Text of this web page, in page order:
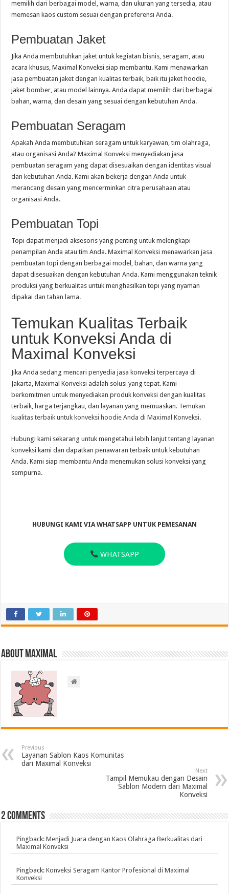
memilih dari berbagai model, warna, dan ukuran yang tersedia, atau
memesan kaos custom sesuai dengan preferensi Anda.
Pembuatan Jaket
Jika Anda membutuhkan jaket untuk kegiatan bisnis, seragam, atau
acara khusus, Maximal Konveksi siap membantu. Kami menawarkan
jasa pembuatan jaket dengan kualitas terbaik, baik itu jaket hoodie,
jaket bomber, atau model lainnya. Anda dapat memilih dari berbagai
bahan, warna, dan desain yang sesuai dengan kebutuhan Anda.
Pembuatan Seragam
Apakah Anda membutuhkan seragam untuk karyawan, tim olahraga,
atau organisasi Anda? Maximal Konveksi menyediakan jasa
pembuatan seragam yang dapat disesuaikan dengan identitas visual
dan kebutuhan Anda. Kami akan bekerja dengan Anda untuk
merancang desain yang mencerminkan citra perusahaan atau
organisasi Anda.
Pembuatan Topi
Topi dapat menjadi aksesoris yang penting untuk melengkapi
penampilan Anda atau tim Anda. Maximal Konveksi menawarkan jasa
pembuatan topi dengan berbagai model, bahan, dan warna yang
dapat disesuaikan dengan kebutuhan Anda. Kami menggunakan teknik
produksi yang berkualitas untuk menghasilkan topi yang nyaman
dipakai dan tahan lama.
Temukan Kualitas Terbaik
untuk Konveksi Anda di
Maximal Konveksi
Jika Anda sedang mencari penyedia jasa konveksi terpercaya di
Jakarta, Maximal Konveksi adalah solusi yang tepat. Kami
berkomitmen untuk menyediakan produk konveksi dengan kualitas
terbaik, harga terjangkau, dan layanan yang memuaskan. Temukan
kualitas terbaik untuk konveksi hoodie Anda di Maximal Konveksi.
Hubungi kami sekarang untuk mengetahui lebih lanjut tentang layanan
konveksi kami dan dapatkan penawaran terbaik untuk kebutuhan
Anda. Kami siap membantu Anda menemukan solusi konveksi yang
sempurna.
HUBUNGI KAMI VIA WHATSAPP UNTUK PEMESANAN
WHATSAPP
About Maximal
Previous
Layanan Sablon Kaos Komunitas
dari Maximal Konveksi
Next
Tampil Memukau dengan Desain
Sablon Modern dari Maximal
Konveksi
2 comments
Pingback:Menjadi Juara dengan Kaos Olahraga Berkualitas dari
Maximal Konveksi
Pingback:Konveksi Seragam Kantor Profesional di Maximal
Konveksi